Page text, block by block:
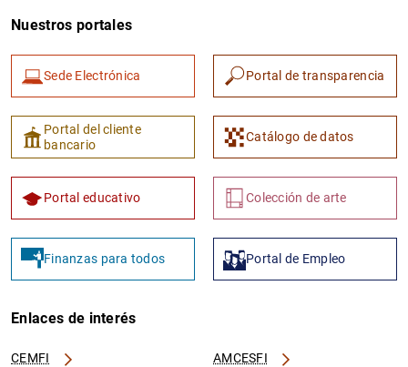
1 2
Nuestros portales
Sede Electrónica Portal de transparencia
Portal del cliente
bancario
Catálogo de datos
Portal educativo Colección de arte
Finanzas para todos Portal de Empleo
Enlaces de interés
CEMFI AMCESFI